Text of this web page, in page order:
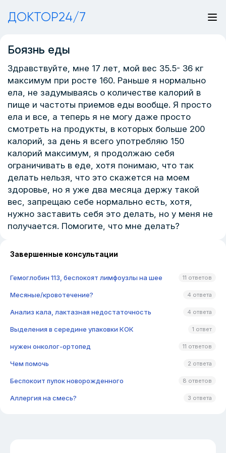
ДОКТОР24/7
Боязнь еды
Здравствуйте, мне 17 лет, мой вес 35.5- 36 кг
максимум при росте 160. Раньше я нормально
ела, не задумываясь о количестве калорий в
пище и частоты приемов еды вообще. Я просто
ела и все, а теперь я не могу даже просто
смотреть на продукты, в которых больше 200
калорий, за день я всего употребляю 150
калорий максимум, я продолжаю себя
ограничивать в еде, хотя понимаю, что так
делать нельзя, что это скажется на моем
здоровье, но я уже два месяца держу такой
вес, запрещаю себе нормально есть, хотя,
нужно заставить себя это делать, но у меня не
получается. Помогите, что мне делать?
Завершенные консультации
Гемоглобин 113, беспокоят лимфоузлы на шее 11 ответов
Месяные/кровотечение? 4 ответа
Анализ кала, лактазная недостаточность 4 ответа
Выделения в середине упаковки КОК 1 ответ
нужен онколог-ортопед 11 ответов
Чем помочь 2 ответа
Беспокоит пупок новорожденного 8 ответов
Аллергия на смесь? 3 ответа